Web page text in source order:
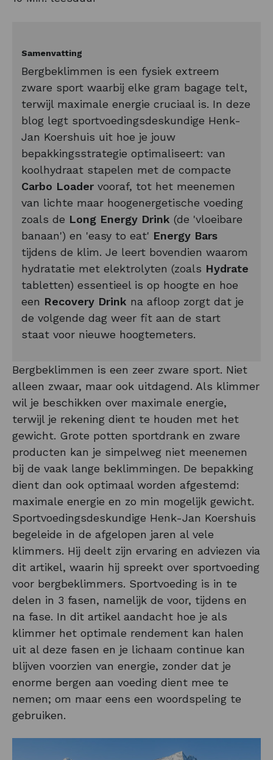
Samenvatting
Bergbeklimmen is een fysiek extreem
zware sport waarbij elke gram bagage telt,
terwijl maximale energie cruciaal is. In deze
blog legt sportvoedingsdeskundige Henk-
Jan Koershuis uit hoe je jouw
bepakkingsstrategie optimaliseert: van
koolhydraat stapelen met de compacte
Carbo Loader vooraf, tot het meenemen
van lichte maar hoogenergetische voeding
zoals de Long Energy Drink (de 'vloeibare
banaan') en 'easy to eat' Energy Bars
tijdens de klim. Je leert bovendien waarom
hydratatie met elektrolyten (zoals Hydrate
tabletten) essentieel is op hoogte en hoe
een Recovery Drink na afloop zorgt dat je
de volgende dag weer fit aan de start
staat voor nieuwe hoogtemeters.
Bergbeklimmen is een zeer zware sport. Niet
alleen zwaar, maar ook uitdagend. Als klimmer
wil je beschikken over maximale energie,
terwijl je rekening dient te houden met het
gewicht. Grote potten sportdrank en zware
producten kan je simpelweg niet meenemen
bij de vaak lange beklimmingen. De bepakking
dient dan ook optimaal worden afgestemd:
maximale energie en zo min mogelijk gewicht.
Sportvoedingsdeskundige Henk-Jan Koershuis
begeleide in de afgelopen jaren al vele
klimmers. Hij deelt zijn ervaring en adviezen via
dit artikel, waarin hij spreekt over sportvoeding
voor bergbeklimmers. Sportvoeding is in te
delen in 3 fasen, namelijk de voor, tijdens en
na fase. In dit artikel aandacht hoe je als
klimmer het optimale rendement kan halen
uit al deze fasen en je lichaam continue kan
blijven voorzien van energie, zonder dat je
enorme bergen aan voeding dient mee te
nemen; om maar eens een woordspeling te
gebruiken.